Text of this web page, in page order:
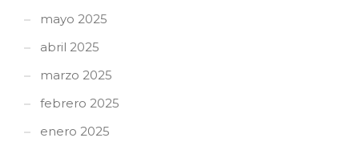
mayo 2025
abril 2025
marzo 2025
febrero 2025
enero 2025